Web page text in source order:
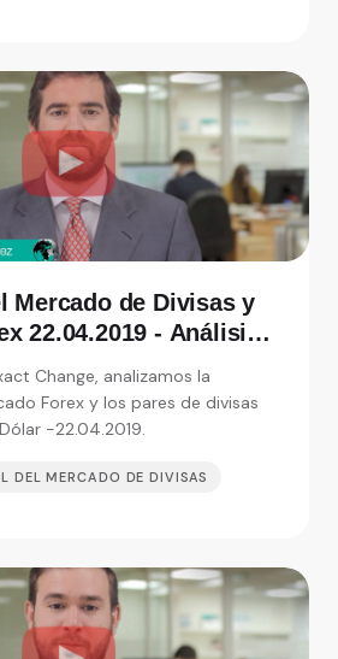
Mercado de Divisas y
22.04.2019 - Análisis
Change, analizamos la
Forex y los pares de divisas
-22.04.2019.
DEL MERCADO DE DIVISAS